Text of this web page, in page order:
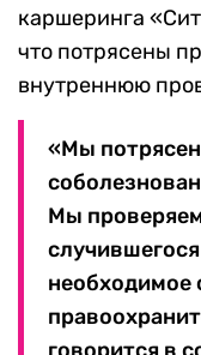
каршеринга
что потрясены
внутреннюю
«Мы
Мы
необходимое